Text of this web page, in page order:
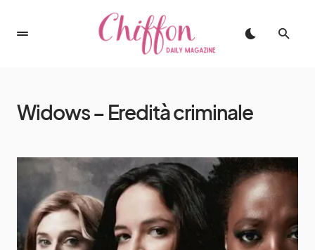
Widows – Eredità criminale